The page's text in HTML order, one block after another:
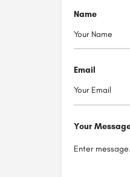
Name
Email
Your